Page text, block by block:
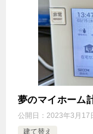
夢のマイホーム
公開日： 2023年3月17
建て替え